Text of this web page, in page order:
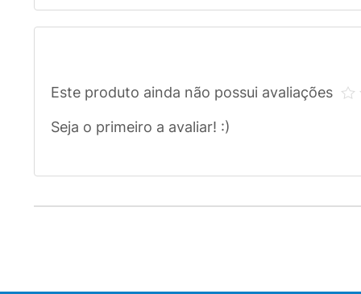
Este produto ainda não possui avaliações
Seja o primeiro a avaliar! :)